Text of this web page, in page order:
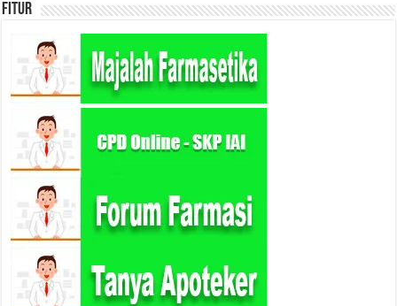
Fitur